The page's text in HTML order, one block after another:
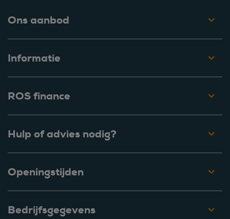
Ons aanbod
Informatie
ROS finance
Hulp of advies nodig?
Openingstijden
Bedrijfsgegevens